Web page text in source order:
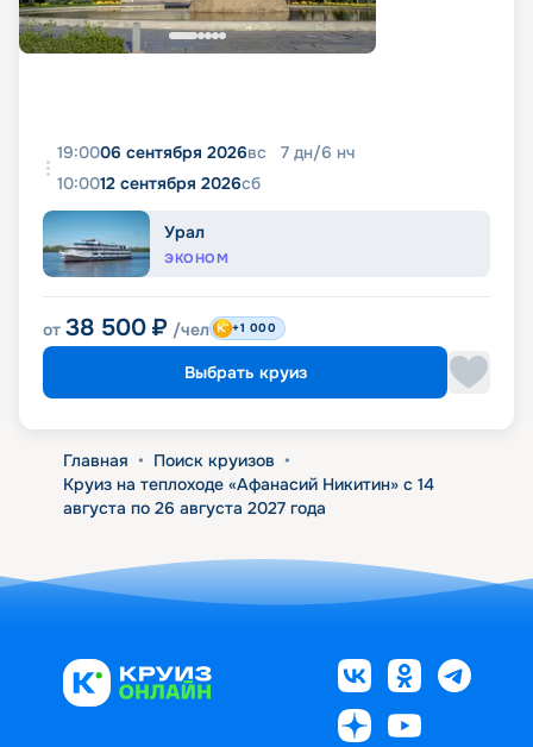
19:0006 сентября 2026вс 7 дн/6 нч
10:0012 сентября 2026сб
Урал
ЭКОНОМ
от 38 500 ₽ /чел +1 000
Выбрать круиз
Главная • Поиск круизов •
Круиз на теплоходе «Афанасий Никитин» с 14
августа по 26 августа 2027 года